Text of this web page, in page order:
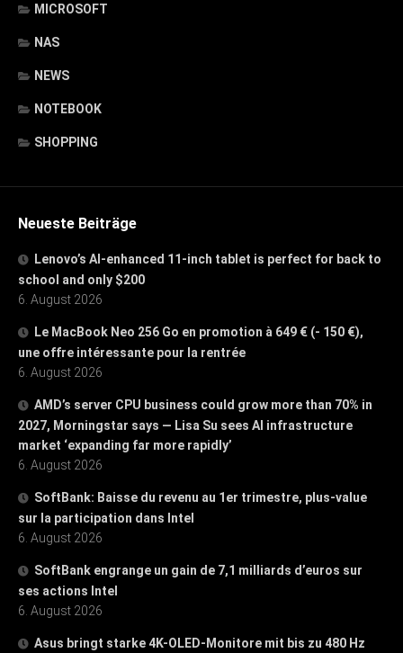
MICROSOFT
NAS
NEWS
NOTEBOOK
SHOPPING
Neueste Beiträge
Lenovo’s AI-enhanced 11-inch tablet is perfect for back to
school and only $200
6. August 2026
Le MacBook Neo 256 Go en promotion à 649 € (- 150 €),
une offre intéressante pour la rentrée
6. August 2026
AMD’s server CPU business could grow more than 70% in
2027, Morningstar says — Lisa Su sees AI infrastructure
market ‘expanding far more rapidly’
6. August 2026
SoftBank: Baisse du revenu au 1er trimestre, plus-value
sur la participation dans Intel
6. August 2026
SoftBank engrange un gain de 7,1 milliards d’euros sur
ses actions Intel
6. August 2026
Asus bringt starke 4K-OLED-Monitore mit bis zu 480 Hz